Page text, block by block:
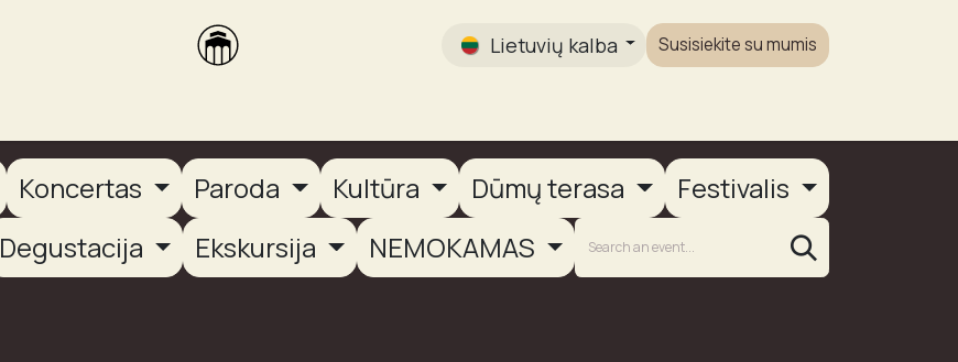
Lietuvių kalba Susisiekite su mumis
Koncertas Paroda Kultūra Dūmų terasa
Festivalis
Degustacija Ekskursija NEMOKAMAS